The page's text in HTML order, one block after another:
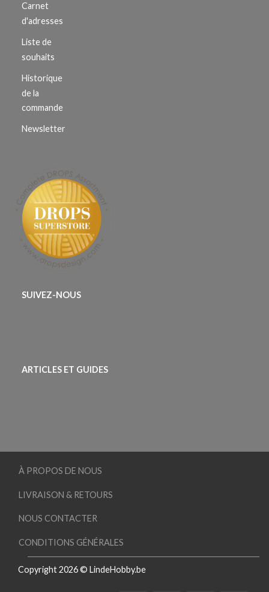
Carnet
d'adresses
Liste de
souhaits
Historique
de la
commande
Newsletter
SUIVEZ-NOUS
ARTICLES ET GUIDES
À PROPOS DE NOUS
LIVRAISON & RETOURS
NOUS CONTACTER
CONDITIONS GÉNÉRALES
Copyright 2026 © LindeHobby.be